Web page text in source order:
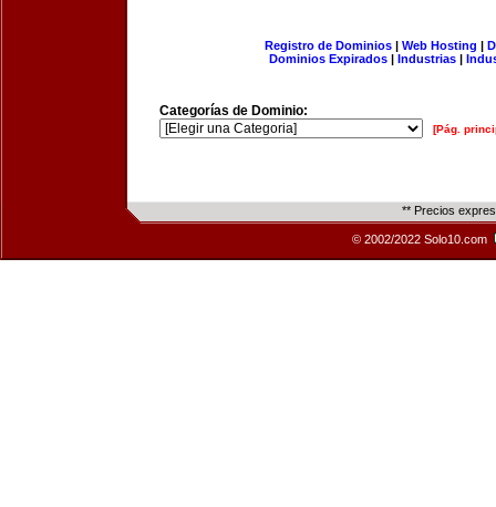
Registro de Dominios| Web Hosting |
Dominios Expirados | Industrias |
Categorías de Dominio:
[Pág.
** Precios
© 2002/2022 Solo10.com